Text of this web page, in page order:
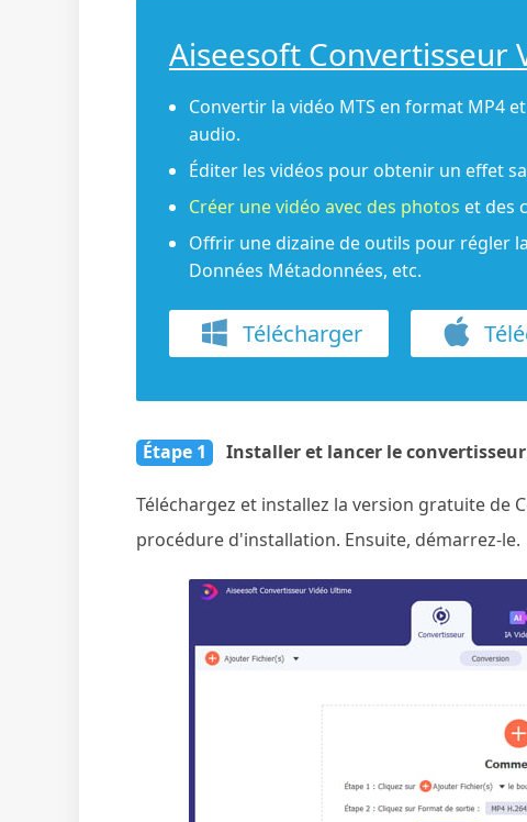
Aiseesoft Convertisseur
Convertir la vidéo MTS en format MP4
audio.
Éditer les vidéos pour obtenir un effet
Créer une vidéo avec des photos et des
Offrir une dizaine de outils pour régler
Données Métadonnées, etc.
Télécharger
Étape 1 Installer et lancer le convertisseur
Téléchargez et installez la version gratuite de
procédure d'installation. Ensuite, démarrez-le.